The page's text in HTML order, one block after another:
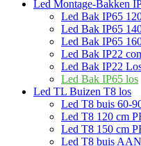
Led Montage-Bakken
Led Bak IP65
Led Bak IP65
Led Bak IP65
Led Bak IP22
Led Bak IP22
Led Bak IP65 los
Led TL Buizen T8 los
Led T8 buis 60-
Led T8 120 cm
Led T8 150 cm
Led T8 buis